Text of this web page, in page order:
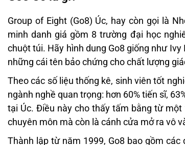
Group of Eight (Go8) Úc, hay còn gọi là
minh danh giá gồm 8 trường đại học
chuột túi. Hãy hình dung Go8 giống như
những cái tên bảo chứng cho chất lượng
Theo các số liệu thống kê, sinh viên tốt
ngành nghề quan trọng: hơn 60% tiến sĩ,
tại Úc. Điều này cho thấy tấm bằng từ
chuyên môn mà còn là cánh cửa mở ra vô
Thành lập từ năm 1999, Go8 bao gồm